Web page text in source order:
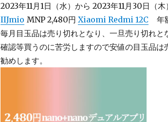
2023年11月1日（水）から 2023年11月30日（木
IIJmio MNP 2,480円 Xiaomi Redmi 12C 年
毎月目玉品は売り切れとなり、一旦売り切れ
確認等買うのに苦労しますので安値の目玉品
勧めします。